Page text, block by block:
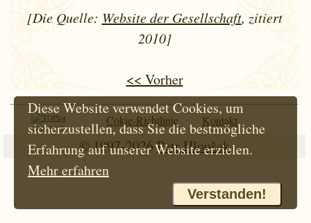
[Die Quelle: Website der Gesellschaft, zitiert
2010]
<< Vorher
Seit 1997
Cokie-Richtlinie Kontakt
© 1997-2026 Petr Hloušek
Diese Website verwendet Cookies, um
sicherzustellen, dass Sie die bestmögliche
Erfahrung auf unserer Website erzielen.
Mehr erfahren
Verstanden!